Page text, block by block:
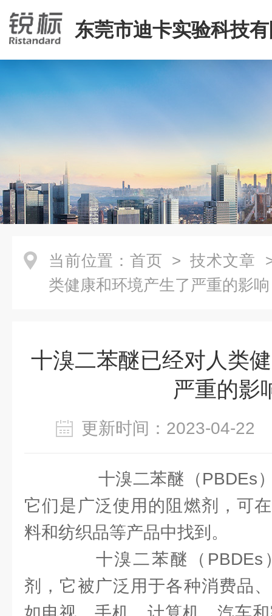
东莞市迪卡实验科技
当前位置： 首页 > 技术文章
类健康和环境产生了严重的影响
十溴二苯醚已经对人类
严重的影
更新时间：2023-04-
十溴二苯醚（PBDEs）
它们是广泛使用的阻燃剂，可
料和纺织品等产品中找到。
十溴二苯醚（PBDEs
剂，它被广泛用于各种消费品